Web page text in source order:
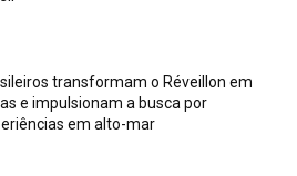
transformam o Réveillon em
e impulsionam a busca por
em alto-mar